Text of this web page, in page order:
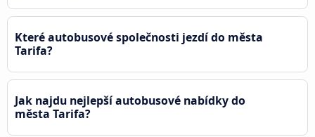
Které autobusové společnosti jezdí do města
Tarifa?
Jak najdu nejlepší autobusové nabídky do
města Tarifa?